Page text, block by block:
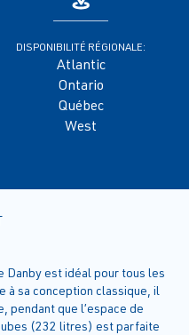
DISPONIBILITÉ RÉGIONALE:
Atlantic
Ontario
Québec
West
Danby est idéal pour tous les
à sa conception classique, il
pendant que l’espace de
(232 litres) est parfaite